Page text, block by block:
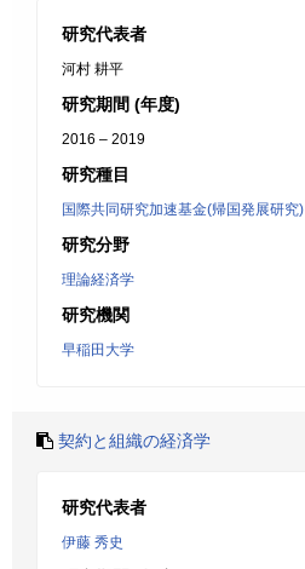
研究代表者
河村 耕平
研究期間 (年度)
2016 – 2019
研究種目
国際共同研究加速基金(帰国発展研究)
研究分野
理論経済学
研究機関
早稲田大学
契約と組織の経済学
研究代表者
伊藤 秀史